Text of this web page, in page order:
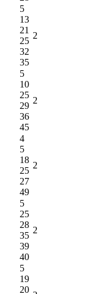
5
13
21
25
32
35
2
5
10
25
29
36
45
2
4
5
18
25
27
49
2
5
25
28
35
39
40
2
5
19
20